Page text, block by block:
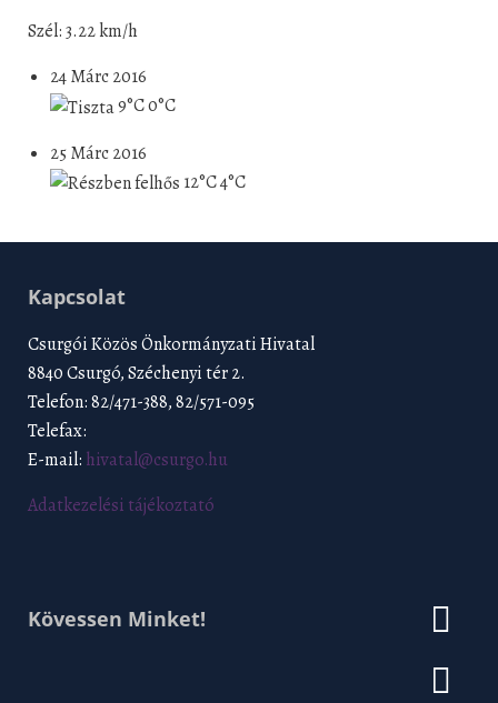
Szél: 3.22 km/h
24 Márc 2016
9°C0°C
25 Márc 2016
12°C4°C
Kapcsolat
Csurgói Közös Önkormányzati Hivatal
8840 Csurgó, Széchenyi tér 2.
Telefon: 82/471-388, 82/571-095
Telefax:
E-mail: hivatal@csurgo.hu
Adatkezelési tájékoztató
Kövessen Minket!